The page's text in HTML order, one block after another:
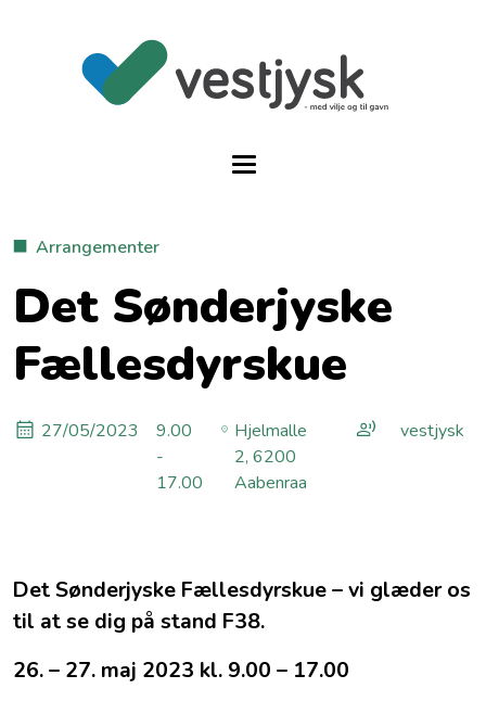
Arrangementer
Det Sønderjyske
Fællesdyrskue
27/05/2023
9.00
-
17.00
Hjelmalle
2, 6200
Aabenraa
vestjysk
Det Sønderjyske Fællesdyrskue – vi glæder os
til at se dig på stand F38.
26. – 27. maj 2023 kl. 9.00 – 17.00